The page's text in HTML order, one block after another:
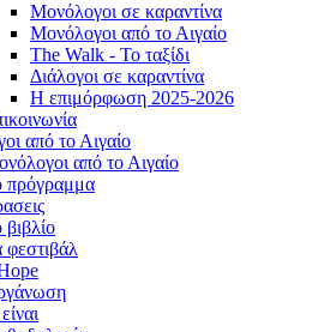
Μονόλογοι σε καραντίνα
Μονόλογοι από το Αιγαίο
The Walk - Το ταξίδι
Διάλογοι σε καραντίνα
Η επιμόρφωση 2025-2026
από το Αιγαίο
από το Αιγαίο
πρόγραμμα
βιβλίο
φεστιβάλ